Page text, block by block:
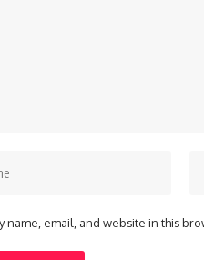
name, email, and website in this